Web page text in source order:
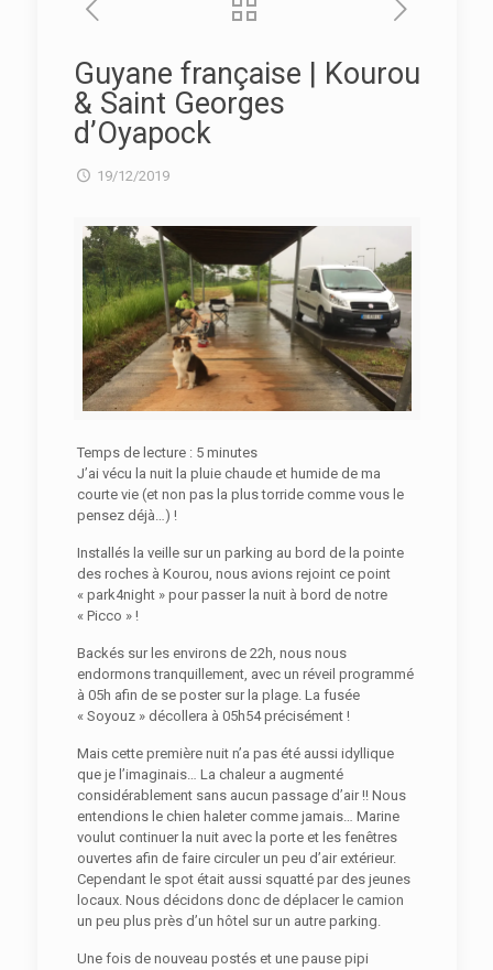
Guyane française | Kourou
& Saint Georges
d’Oyapock
19/12/2019
Temps de lecture : 5 minutes
J’ai vécu la nuit la pluie chaude et humide de ma
courte vie (et non pas la plus torride comme vous le
pensez déjà…) !
Installés la veille sur un parking au bord de la pointe
des roches à Kourou, nous avions rejoint ce point
« park4night » pour passer la nuit à bord de notre
« Picco » !
Backés sur les environs de 22h, nous nous
endormons tranquillement, avec un réveil programmé
à 05h afin de se poster sur la plage. La fusée
« Soyouz » décollera à 05h54 précisément !
Mais cette première nuit n’a pas été aussi idyllique
que je l’imaginais… La chaleur a augmenté
considérablement sans aucun passage d’air !! Nous
entendions le chien haleter comme jamais… Marine
voulut continuer la nuit avec la porte et les fenêtres
ouvertes afin de faire circuler un peu d’air extérieur.
Cependant le spot était aussi squatté par des jeunes
locaux. Nous décidons donc de déplacer le camion
un peu plus près d’un hôtel sur un autre parking.
Une fois de nouveau postés et une pause pipi